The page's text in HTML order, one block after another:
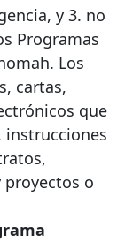
y 3. no
Programas
Los
cartas,
que
instrucciones
proyectos o